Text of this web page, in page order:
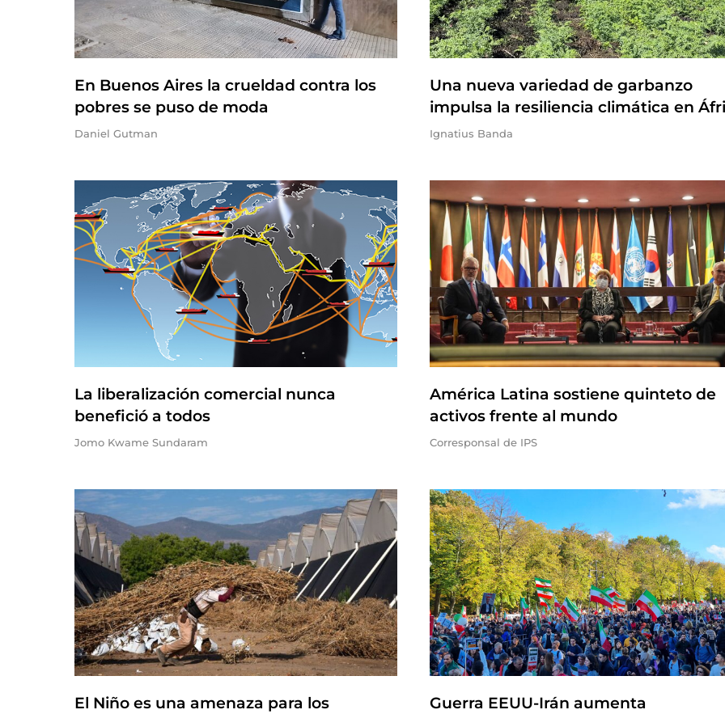
En Buenos Aires la crueldad contra los
pobres se puso de moda
Daniel Gutman
Una nueva variedad de garbanzo
impulsa la resiliencia climática en
Ignatius Banda
La liberalización comercial nunca
benefició a todos
Jomo Kwame Sundaram
América Latina sostiene quinteto de
activos frente al mundo
Corresponsal de IPS
El Niño es una amenaza para los
Guerra EEUU-Irán aumenta